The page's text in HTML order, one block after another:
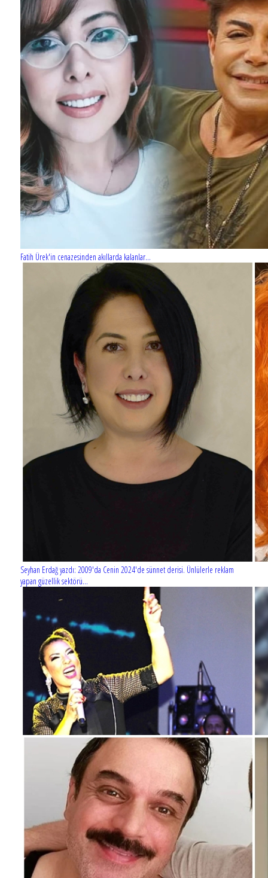
Fatih Ürek'in cenazesinden akıllarda kalanlar...
Seyhan Erdağ yazdı: 2009'da Cenin 2024'de sünnet derisi. Ünlülerle reklam
yapan güzellik sektörü...